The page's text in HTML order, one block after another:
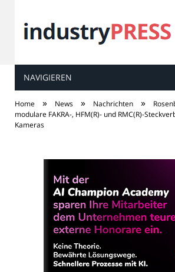
industry
NAVIGIEREN
Home » News » Nachrichten »
modulare FAKRA-, HFM(R)- und RMC(R)-
Kameras